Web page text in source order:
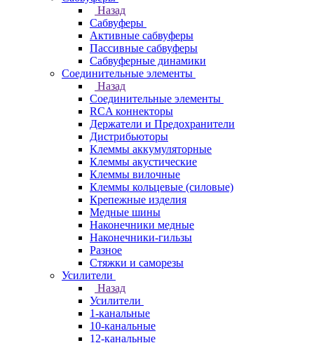
Назад
Сабвуферы
Активные сабвуферы
Пассивные сабвуферы
Сабвуферные динамики
Соединительные элементы
Назад
Соединительные элементы
RCA коннекторы
Держатели и Предохранители
Дистрибьюторы
Клеммы аккумуляторные
Клеммы акустические
Клеммы вилочные
Клеммы кольцевые (силовые)
Крепежные изделия
Медные шины
Наконечники медные
Наконечники-гильзы
Разное
Стяжки и саморезы
Усилители
Назад
Усилители
1-канальные
10-канальные
12-канальные